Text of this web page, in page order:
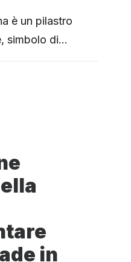
è un pilastro
simbolo di…
in